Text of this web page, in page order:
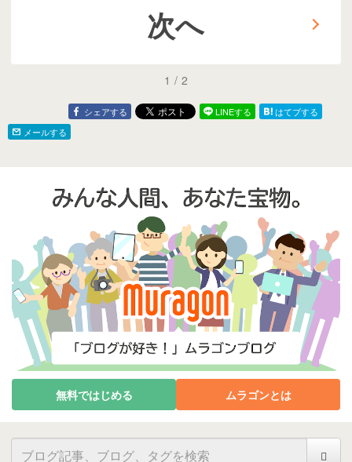
次へ
1 / 2
シェアする LINEする
はてブする
メールする
無料ではじめる ムラゴンとは